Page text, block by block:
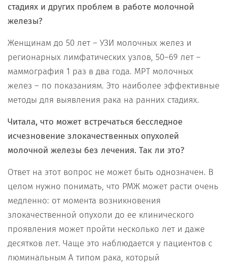
стадиях и других проблем в работе молочной
железы?
Женщинам до 50 лет – УЗИ молочных желез и
регионарных лимфатических узлов, 50–69 лет –
маммография 1 раз в два года. МРТ молочных
желез – по показаниям. Это наиболее эффективные
методы для выявления рака на ранних стадиях.
Читала, что может встречаться бесследное
исчезновение злокачественных опухолей
молочной железы без лечения. Так ли это?
Ответ на этот вопрос не может быть однозначен. В
целом нужно понимать, что РМЖ может расти очень
медленно: от момента возникновения
злокачественной опухоли до ее клинического
проявления может пройти несколько лет и даже
десятков лет. Чаще это наблюдается у пациентов с
люминальным А типом рака, который